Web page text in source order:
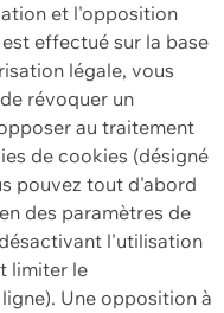
et l'opposition
effectué sur la base
légale, vous
révoquer un
au traitement
de cookies (désigné
pouvez tout d'abord
des paramètres de
l'utilisation
limiter le
Une opposition à